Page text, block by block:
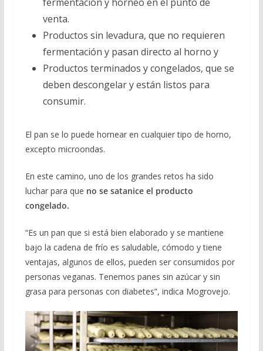
venta.
Productos sin levadura, que no requieren
fermentación y pasan directo al horno y
Productos terminados y congelados, que se
deben descongelar y están listos para
consumir.
El pan se lo puede hornear en cualquier tipo de horno,
excepto microondas.
En este camino, uno de los grandes retos ha sido
luchar para que no se satanice el producto
congelado.
“Es un pan que si está bien elaborado y se mantiene
bajo la cadena de frío es saludable, cómodo y tiene
ventajas, algunos de ellos, pueden ser consumidos por
personas veganas. Tenemos panes sin azúcar y sin
grasa para personas con diabetes”, indica Mogrovejo.